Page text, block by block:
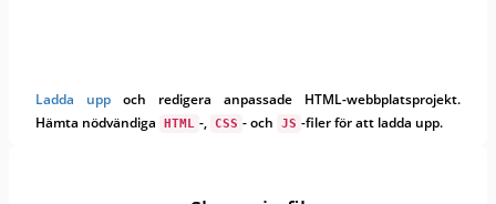
Ladda upp och redigera anpassade HTML-webbplatsprojekt.
Hämta nödvändiga
HTML -, CSS - och JS -filer för att ladda upp.